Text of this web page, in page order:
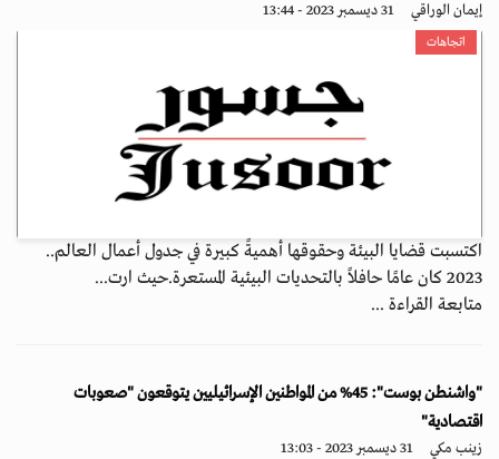
إيمان الوراقي 31 ديسمبر 2023 - 13:44
اتجاهات
اكتسبت قضايا البيئة وحقوقها أهميةً كبيرة في جدول أعمال العالم..
2023 كان عامًا حافلاً بالتحديات البيئية المستعرة.حيث ارت...
متابعة القراءة ...
"واشنطن بوست": 45% من المواطنين الإسرائيليين يتوقعون "صعوبات
اقتصادية"
زينب مكي 31 ديسمبر 2023 - 13:03